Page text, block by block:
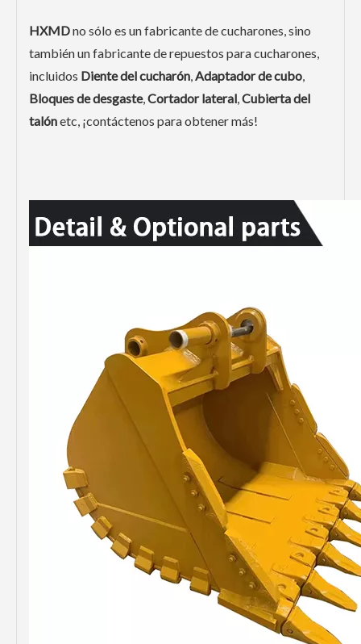
HXMDno sólo es un fabricante de cucharones, sino
también un fabricante de repuestos para cucharones,
incluidos Diente del cucharón Adaptador de cubo
Bloques de desgaste, Cortador lateral Cubierta del
talónetc, ¡contáctenos para obtener más!